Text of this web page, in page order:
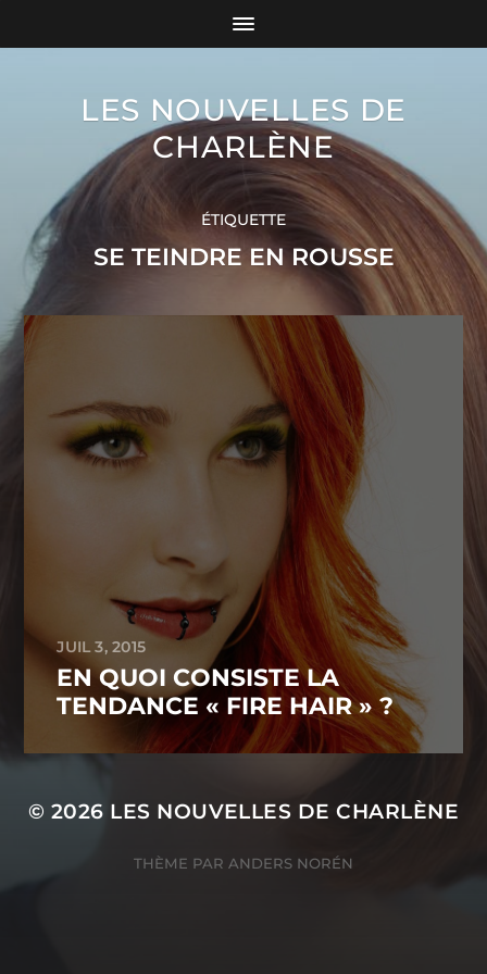
LES NOUVELLES DE
CHARLÈNE
ÉTIQUETTE
SE TEINDRE EN ROUSSE
JUIL 3, 2015
EN QUOI CONSISTE LA
TENDANCE « FIRE HAIR » ?
© 2026 LES NOUVELLES DE CHARLÈNE
THÈME PAR ANDERS NORÉN